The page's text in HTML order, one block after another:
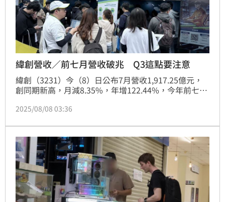
緯創營收／前七月營收破兆 Q3這點要注意
緯創（3231）今（8）日公布7月營收1,917.25億元，
創同期新高，月減8.35%，年增122.44%，今年前七個
2025/08/08 03:36